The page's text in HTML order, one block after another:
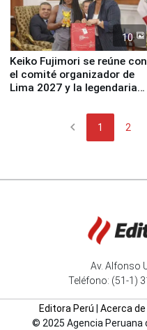
10
Keiko Fujimori se reúne con
el comité organizador de
Lima 2027 y la legendaria
chevron_left 1 2
Av. Alfonso
Teléfono: (51-1)
Editora Perú Acerca de
© 2025 Agencia Peruana